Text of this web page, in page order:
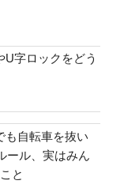
字ロックをどう
も自転車を抜い
ール、実はみん
と